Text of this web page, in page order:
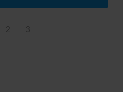
2 3